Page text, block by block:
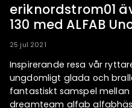
eriknordstrom01
130 med ALFAB
25 jul 2021
Inspirerande resa vår
ungdomligt glada och
fantastiskt samspel
dreamteam alfab